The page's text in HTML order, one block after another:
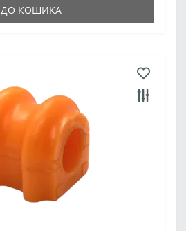
ДО КОШИКА